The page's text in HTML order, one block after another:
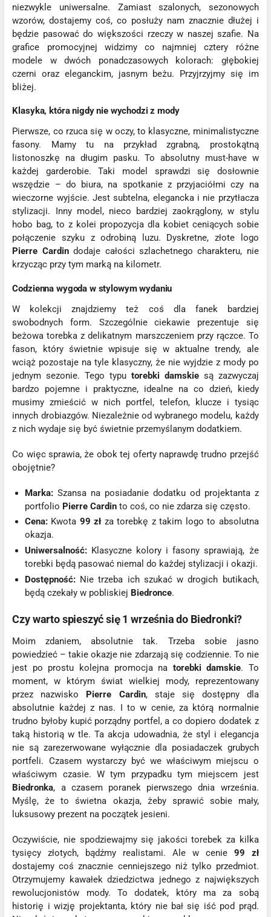
niezwykle uniwersalne. Zamiast szalonych, sezonowych
wzorów, dostajemy coś, co posłuży nam znacznie dłużej i
będzie pasować do większości rzeczy w naszej szafie. Na
grafice promocyjnej widzimy co najmniej cztery różne
modele w dwóch ponadczasowych kolorach: głębokiej
czerni oraz eleganckim, jasnym beżu. Przyjrzyjmy się im
bliżej.
Klasyka, która nigdy nie wychodzi z mody
Pierwsze, co rzuca się w oczy, to klasyczne, minimalistyczne
fasony. Mamy tu na przykład zgrabną, prostokątną
listonoszkę na długim pasku. To absolutny must-have w
każdej garderobie. Taki model sprawdzi się dosłownie
wszędzie – do biura, na spotkanie z przyjaciółmi czy na
wieczorne wyjście. Jest subtelna, elegancka i nie przytłacza
stylizacji. Inny model, nieco bardziej zaokrąglony, w stylu
hobo bag, to z kolei propozycja dla kobiet ceniących sobie
połączenie szyku z odrobiną luzu. Dyskretne, złote logo
Pierre Cardindodaje całości szlachetnego charakteru, nie
krzycząc przy tym marką na kilometr.
Codzienna wygoda w stylowym wydaniu
W kolekcji znajdziemy też coś dla fanek bardziej
swobodnych form. Szczególnie ciekawie prezentuje się
beżowa torebka z delikatnym marszczeniem przy rączce. To
fason, który świetnie wpisuje się w aktualne trendy, ale
wciąż pozostaje na tyle klasyczny, że nie wyjdzie z mody po
jednym sezonie. Tego typu torebki damskiesą zazwyczaj
bardzo pojemne i praktyczne, idealne na co dzień, kiedy
musimy zmieścić w nich portfel, telefon, klucze i tysiąc
innych drobiazgów. Niezależnie od wybranego modelu, każdy
z nich wydaje się być świetnie przemyślanym dodatkiem.
Co więc sprawia, że obok tej oferty naprawdę trudno przejść
obojętnie?
Marka: Szansa na posiadanie dodatku od projektanta z
portfolio Pierre Cardin to coś, co nie zdarza się często.
Cena: Kwota 99 złza torebkę z takim logo to absolutna
okazja.
Uniwersalność: Klasyczne kolory i fasony sprawiają, że
torebki będą pasować niemal do każdej stylizacji i okazji.
Dostępność: Nie trzeba ich szukać w drogich butikach,
będą czekały w pobliskiej Biedronce.
Czy warto spieszyć się 1 września do Biedronki?
Moim zdaniem, absolutnie tak. Trzeba sobie jasno
powiedzieć – takie okazje nie zdarzają się codziennie. To nie
jest po prostu kolejna promocja na torebki damskie. To
moment, w którym świat wielkiej mody, reprezentowany
przez nazwisko
Pierre Cardin, staje się dostępny dla
absolutnie każdej z nas. I to w cenie, za którą normalnie
trudno byłoby kupić porządny portfel, a co dopiero dodatek z
taką historią w tle. Ta akcja udowadnia, że styl i elegancja
nie są zarezerwowane wyłącznie dla posiadaczek grubych
portfeli. Czasem wystarczy być we właściwym miejscu o
właściwym czasie. W tym przypadku tym miejscem jest
Biedronka, a czasem poranek pierwszego dnia września.
Myślę, że to świetna okazja, żeby sprawić sobie mały,
luksusowy prezent na początek jesieni.
Oczywiście, nie spodziewajmy się jakości torebek za kilka
tysięcy złotych, bądźmy realistami. Ale w cenie 99 zł
dostajemy coś znacznie cenniejszego niż tylko przedmiot.
Otrzymujemy kawałek dziedzictwa jednego z największych
rewolucjonistów mody. To dodatek, który ma za sobą
historię i wizję projektanta, który nie bał się iść pod prąd.